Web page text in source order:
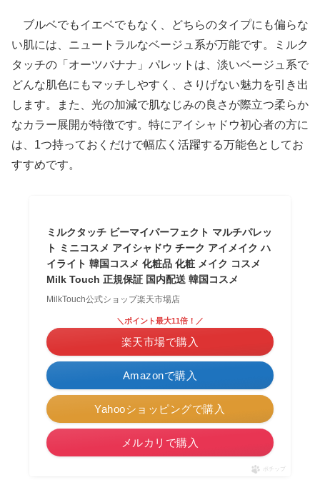
ブルベでもイエベでもなく、どちらのタイプにも偏らな
い肌には、ニュートラルなベージュ系が万能です。ミルク
タッチの「オーツバナナ」パレットは、淡いベージュ系で
どんな肌色にもマッチしやすく、さりげない魅力を引き出
します。また、光の加減で肌なじみの良さが際立つ柔らか
なカラー展開が特徴です。特にアイシャドウ初心者の方に
は、1つ持っておくだけで幅広く活躍する万能色としてお
すすめです。
ミルクタッチ ビーマイパーフェクト マルチパレッ
ト ミニコスメ アイシャドウ チーク アイメイク ハ
イライト 韓国コスメ 化粧品 化粧 メイク コスメ
Milk Touch 正規保証 国内配送 韓国コスメ
MilkTouch公式ショップ楽天市場店
Amazonで購入
＼ポイント最大11倍！／
楽天市場で購入
Yahooショッピングで購入
メルカリで購入
ポチップ